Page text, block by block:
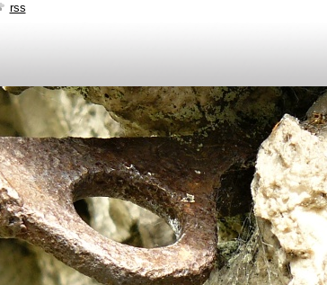
rss